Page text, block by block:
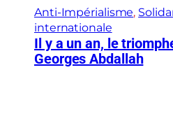
Anti-Impérialisme,
internationale
Il y a un an, le
Georges Abdallah